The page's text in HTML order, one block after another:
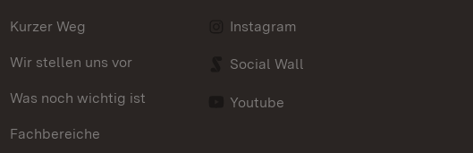
Kurzer Weg
Wir stellen uns vor
Was noch wichtig ist
Fachbereiche
Instagram
Social Wall
Youtube